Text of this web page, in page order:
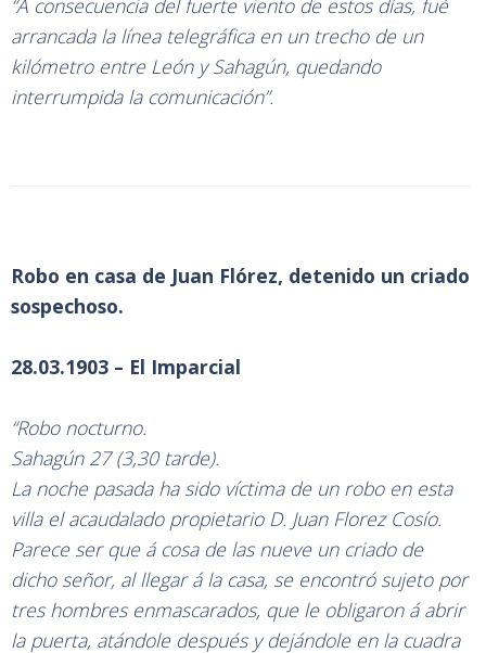
“A consecuencia del fuerte viento de estos días, fué
arrancada la línea telegráfica en un trecho de un
kilómetro entre León y Sahagún, quedando
interrumpida la comunicación”.
Robo en casa de Juan Flórez, detenido un criado
sospechoso.
28.03.1903 – El Imparcial
“Robo nocturno.
Sahagún 27 (3,30 tarde).
La noche pasada ha sido víctima de un robo en esta
villa el acaudalado propietario D. Juan Florez Cosío.
Parece ser que á cosa de las nueve un criado de
dicho señor, al llegar á la casa, se encontró sujeto por
tres hombres enmascarados, que le obligaron á abrir
la puerta, atándole después y dejándole en la cuadra